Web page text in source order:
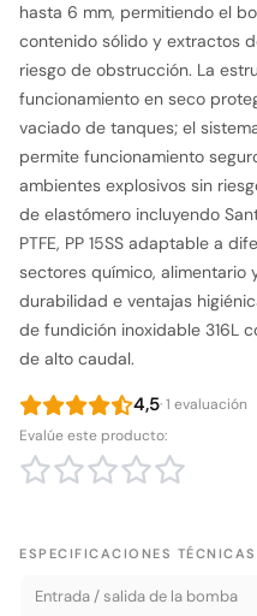
hasta 6 mm, permitiendo el
contenido sólido y extractos
riesgo de obstrucción. La
funcionamiento en seco
vaciado de tanques; el
permite funcionamiento
ambientes explosivos sin
de elastómero incluyendo
PTFE, PP 15SS adaptable a
sectores químico, alimentario
durabilidad e ventajas
de fundición inoxidable 316L
de alto caudal.
4,5· 1 evaluación
Evalúe este producto:
ESPECIFICACIONES TÉCNICAS
Entrada / salida de la bomba